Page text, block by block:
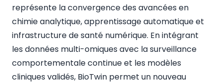
représente la convergence des avancées en
chimie analytique, apprentissage automatique et
infrastructure de santé numérique. En intégrant
les données multi-omiques avec la surveillance
comportementale continue et les modèles
cliniques validés, BioTwin permet un nouveau